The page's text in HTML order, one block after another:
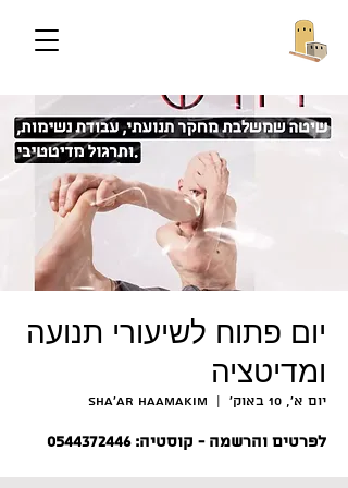
יום פתוח לשיעורי תנועה
ומדיטציה
יום א׳, 10 באוק׳
  |
Sha'ar HaAmakim
לפרטים והרשמה - קוסטיה: 0544372446